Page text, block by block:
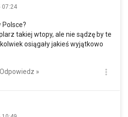
07:24
Polsce?
takiej wtopy, ale nie sądzę by te
osiągały jakieś wyjątkowo
Odpowiedz »